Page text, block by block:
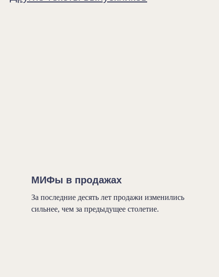
МИФы в продажах
За последние десять лет продажи изменились
сильнее, чем за предыдущее столетие.